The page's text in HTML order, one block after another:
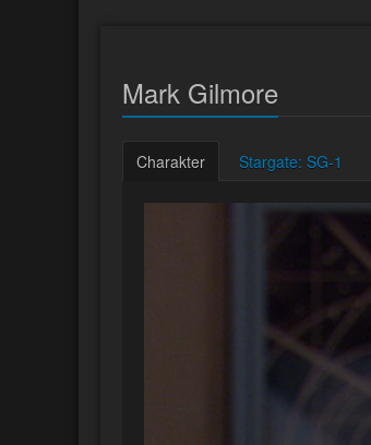
Mark Gilmore
Charakter Stargate: SG-1